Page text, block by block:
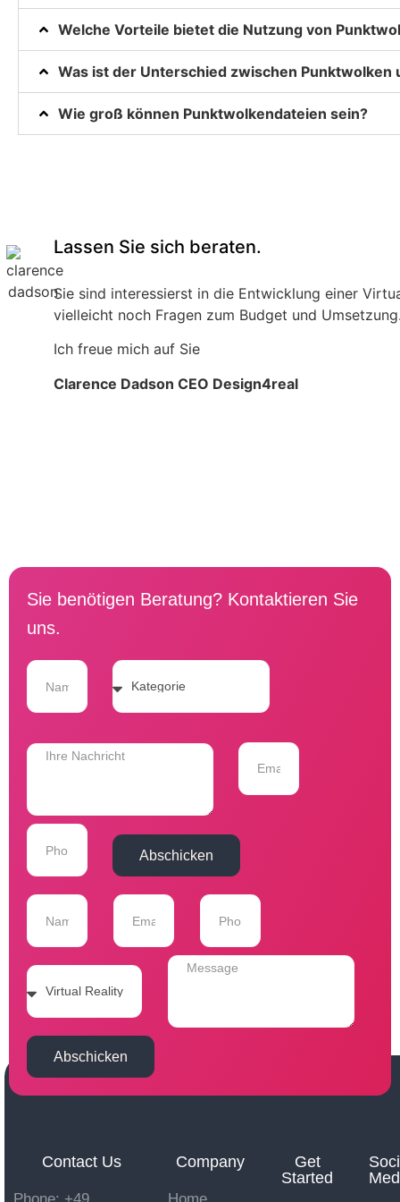
Welche Vorteile bietet die Nutzung von
Was ist der Unterschied zwischen Punktwolken
Wie groß können Punktwolkendateien sein?
Lassen Sie sich beraten.
Sie sind interessierst in die Entwicklung einer
vielleicht noch Fragen zum Budget und
Ich freue mich auf Sie
Clarence Dadson CEO Design4real
Sie benötigen Beratung? Kontaktieren Sie
uns.
Abschicken
Abschicken
Contact Us Company
Get
Started